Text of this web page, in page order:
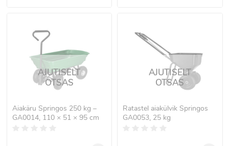
AJUTISELT
OTSAS
Aiakäru Springos 250 kg –
GA0014, 110 × 51 × 95 cm
AJUTISELT
OTSAS
Ratastel aiakülvik Springos
GA0053, 25 kg